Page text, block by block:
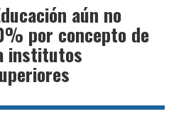
aún no
por concepto de
institutos